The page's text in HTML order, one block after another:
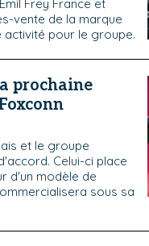
Frey France et
vente de la marque
pour le groupe.
prochaine
et le groupe
Celui-ci place
d'un modèle de
sous sa